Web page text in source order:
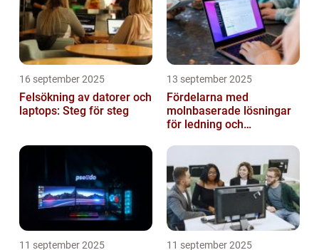
16 september 2025
Felsökning av datorer och
laptops: Steg för steg
13 september 2025
Fördelarna med
molnbaserade lösningar
för ledning och
11 september 2025 11 september 2025